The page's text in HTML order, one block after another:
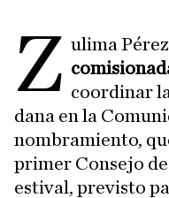
Z ulima
coordinar
dana en la
nombramiento,
primer Consejo
estival, previsto